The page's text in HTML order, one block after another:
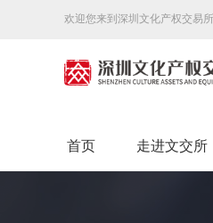
欢迎您来到深圳文化产权交易
首页 走进文交所